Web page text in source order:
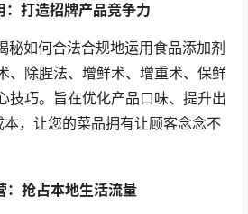
打造招牌产品竞争力
秘如何合法合规地运用食品添加剂
、除腥法、增鲜术、增重术、保鲜
技巧。旨在优化产品口味、提升出
，让您的菜品拥有让顾客念念不
：抢占本地生活流量